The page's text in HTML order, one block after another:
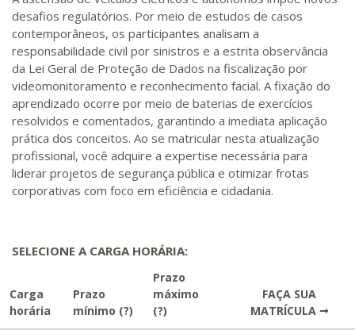
desafios regulatórios. Por meio de estudos de casos
contemporâneos, os participantes analisam a
responsabilidade civil por sinistros e a estrita observância
da Lei Geral de Proteção de Dados na fiscalização por
videomonitoramento e reconhecimento facial. A fixação do
aprendizado ocorre por meio de baterias de exercícios
resolvidos e comentados, garantindo a imediata aplicação
prática dos conceitos. Ao se matricular nesta atualização
profissional, você adquire a expertise necessária para
liderar projetos de segurança pública e otimizar frotas
corporativas com foco em eficiência e cidadania.
SELECIONE A CARGA HORÁRIA:
Carga
horária
Prazo
mínimo (?)
Prazo
máximo
(?)
FAÇA SUA
MATRÍCULA →